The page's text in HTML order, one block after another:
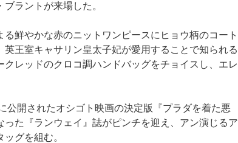
ラントが来場した。
鮮やかな赤のニットワンピースにヒョウ柄のコート
王室キャサリン皇太子妃が愛用することで知られる
レッドのクロコ調ハンドバッグをチョイスし、エレ
開されたオシゴト映画の決定版『プラダを着た悪
た『ランウェイ』誌がピンチを迎え、アン演じるア
グを組む。